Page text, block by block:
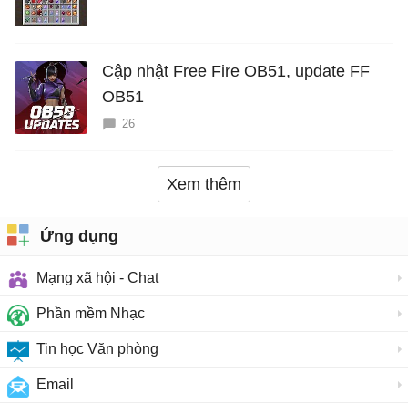
Cập nhật Free Fire OB51, update FF
OB51
26
Xem thêm
Ứng dụng
Mạng xã hội - Chat
Phần mềm Nhạc
Tin học Văn phòng
Email